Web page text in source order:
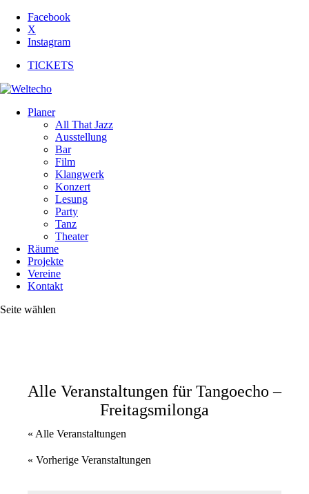
Facebook
X
Instagram
TICKETS
Planer
All That Jazz
Ausstellung
Bar
Film
Klangwerk
Konzert
Lesung
Party
Tanz
Theater
Räume
Projekte
Vereine
Kontakt
Seite wählen
Alle Veranstaltungen für Tangoecho –
Freitagsmilonga
« Alle Veranstaltungen
« Vorherige Veranstaltungen